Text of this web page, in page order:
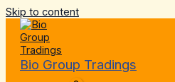
Skip to content
Bio Group Tradings